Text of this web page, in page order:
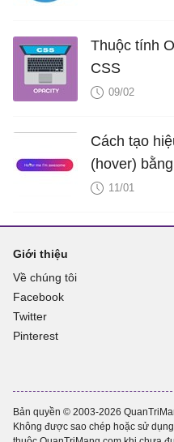
Thuộc tính
CSS
09/02
Cách tạo
(hover)
11/01
Giới thiệu
Về chúng tôi
Facebook
Twitter
Pinterest
Bản quyền © 2003-2026
Không được sao chép hoặc sử